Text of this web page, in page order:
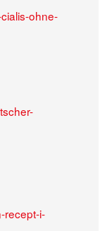
ohne-
recept-i-